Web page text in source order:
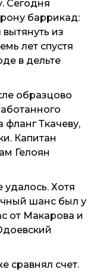
Сегодня
баррикад:
из
лет спустя
в дельте
образцово
Ткачеву,
Капитан
Гелоян
удалось. Хотя
шанс был у
от Макарова и
сравнял счет.